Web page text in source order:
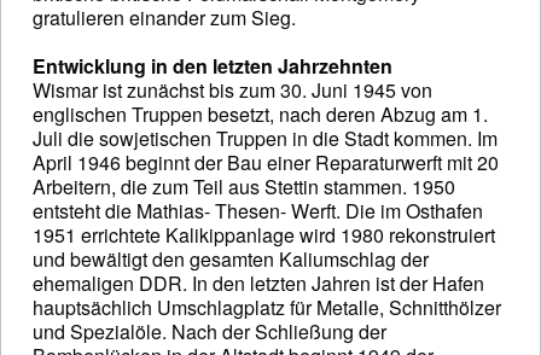
gratulieren einander zum Sieg.
Entwicklung in den letzten Jahrzehnten
Wismar ist zunächst bis zum 30. Juni 1945 von
englischen Truppen besetzt, nach deren Abzug am 1.
Juli die sowjetischen Truppen in die Stadt kommen. Im
April 1946 beginnt der Bau einer Reparaturwerft mit 20
Arbeitern, die zum Teil aus Stettin stammen. 1950
entsteht die Mathias- Thesen- Werft. Die im Osthafen
1951 errichtete Kalikippanlage wird 1980 rekonstruiert
und bewältigt den gesamten Kaliumschlag der
ehemaligen DDR. In den letzten Jahren ist der Hafen
hauptsächlich Umschlagplatz für Metalle, Schnitthölzer
und Spezialöle. Nach der Schließung der